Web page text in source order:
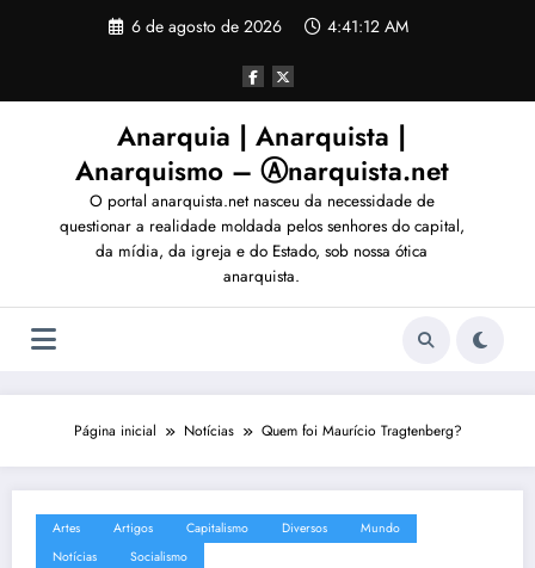
6 de agosto de 2026 4:41:13 AM
Anarquia | Anarquista |
Anarquismo – Ⓐnarquista.net
O portal anarquista.net nasceu da necessidade de
questionar a realidade moldada pelos senhores do capital,
da mídia, da igreja e do Estado, sob nossa ótica
anarquista.
Página inicial Notícias Quem foi Maurício Tragtenberg?
Artes Artigos Capitalismo Diversos
Mundo
Notícias
Socialismo